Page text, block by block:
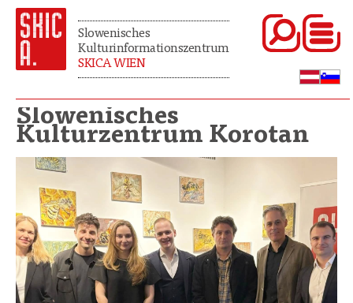
Slowenisches
Kulturinformationszentrum
SKICA WIEN
Slowenisches
Kulturzentrum Korotan